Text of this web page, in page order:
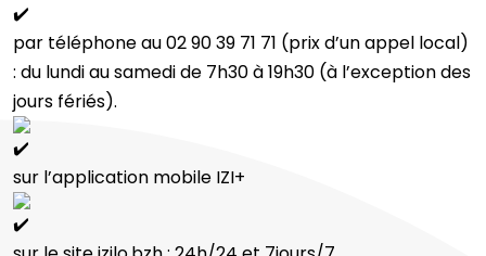
par téléphone au 02 90 39 71 71 (prix d’un appel local)
: du lundi au samedi de 7h30 à 19h30 (à l’exception des
jours fériés).
sur l’application mobile IZI+